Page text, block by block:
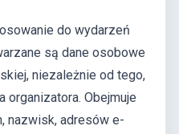
do wydarzeń
są dane osobowe
niezależnie od tego,
Obejmuje
nazwisk, adresów e-